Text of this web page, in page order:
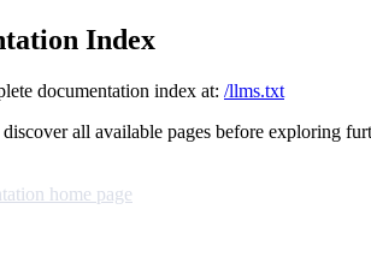
Index
documentation index at: /llms.txt
all available pages before exploring
home page